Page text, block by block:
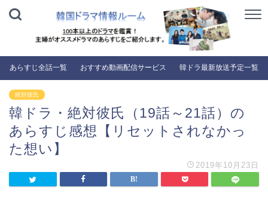
あらすじ全話一覧 おすすめ動画配信サービス 韓ドラ最新放送予定一覧
絶対彼氏
韓ドラ・絶対彼氏（19話～21話）の
あらすじ感想【リセットされなかっ
た想い】
2019年10月23日